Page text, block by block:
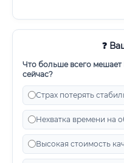
❓
Что больше всего
сейчас?
Страх потерять
Нехватка времени на
Высокая стоимость